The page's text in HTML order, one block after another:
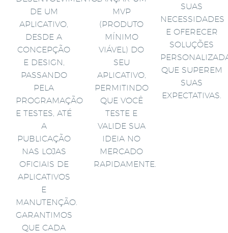
DE UM
APLICATIVO,
DESDE A
CONCEPÇÃO
E DESIGN,
PASSANDO
PELA
PROGRAMAÇÃO
E TESTES, ATÉ
A
PUBLICAÇÃO
NAS LOJAS
OFICIAIS DE
APLICATIVOS
E
MANUTENÇÃO.
GARANTIMOS
QUE CADA
MVP
(PRODUTO
MÍNIMO
VIÁVEL) DO
SEU
APLICATIVO,
PERMITINDO
QUE VOCÊ
TESTE E
VALIDE SUA
IDEIA NO
MERCADO
RAPIDAMENTE.
SUAS
NECESSIDADES
E OFERECER
SOLUÇÕES
QUE SUPEREM
SUAS
EXPECTATIVAS.